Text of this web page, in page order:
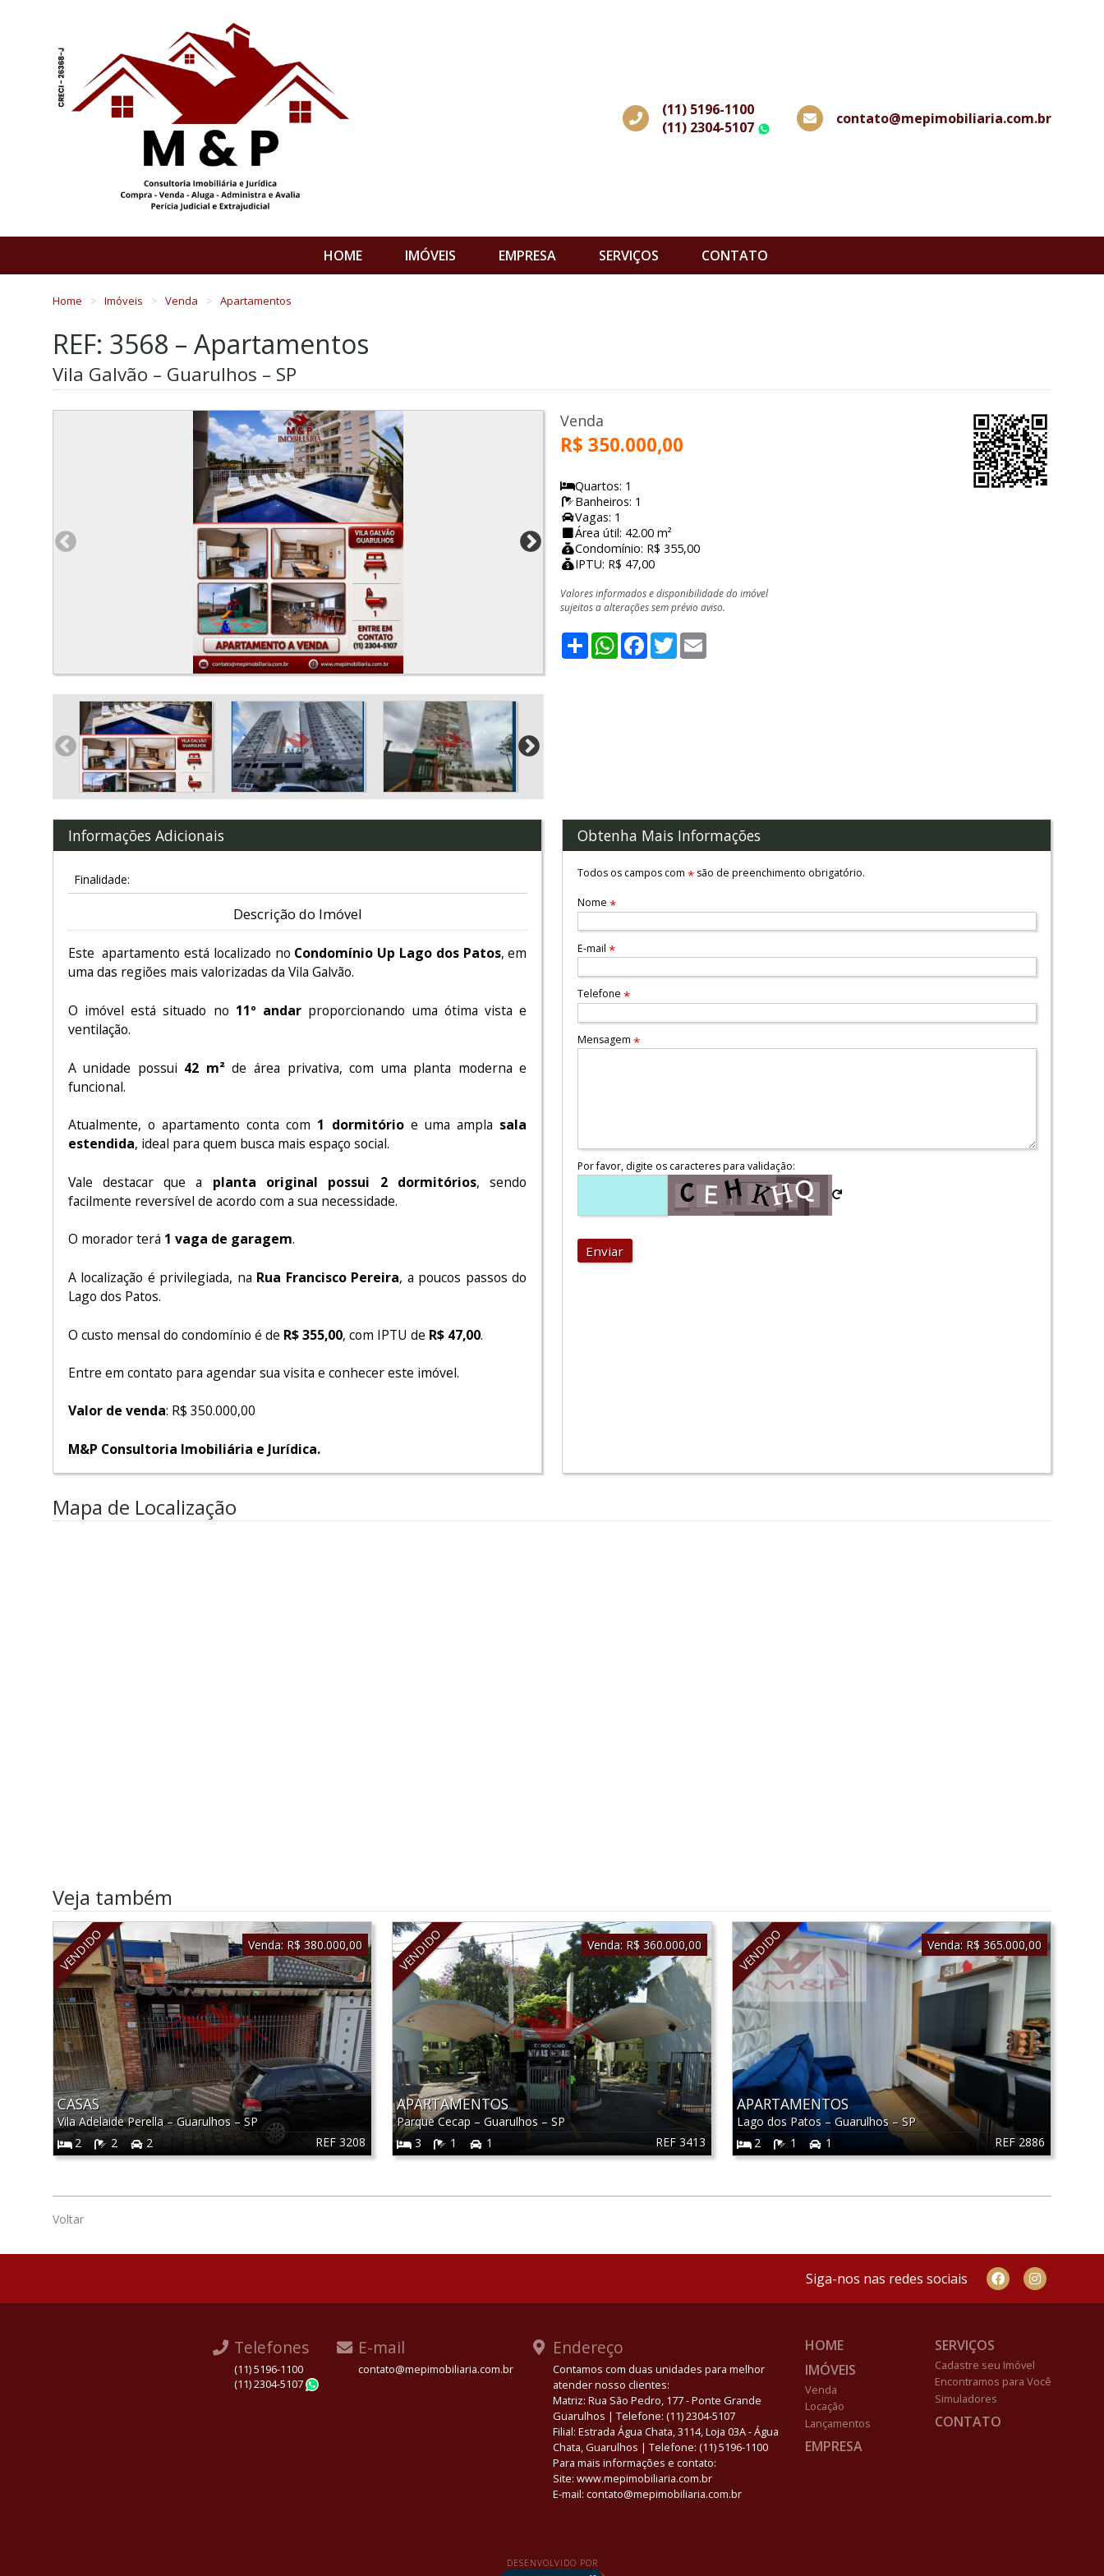
(11) 5196-1100
(11) 2304-5107
WhatsApp
contato@mepimobiliaria.com.br
HOME IMÓVEIS EMPRESA SERVIÇOS CONTATO
Home Imóveis Venda Apartamentos
REF: 3568 – Apartamentos
Vila Galvão – Guarulhos – SP
Venda
R$ 350.000,00
Quartos: 1
Banheiros: 1
Vagas: 1
Área útil: 42.00 m²
Condomínio: R$ 355,00
IPTU: R$ 47,00
Valores informados e disponibilidade do imóvel
sujeitos a alterações sem prévio aviso.
ShareWhatsApp
Facebook
Twitter
Informações Adicionais
Finalidade:
Descrição do Imóvel
Este apartamento está localizado no Condomínio Up Lago dos Patos, em
uma das regiões mais valorizadas da Vila Galvão.
O imóvel está situado no 11º andar proporcionando uma ótima vista e
ventilação.
A unidade possui 42 m²de área privativa, com uma planta moderna e
funcional.
Atualmente, o apartamento conta com 1 dormitórioe uma ampla sala
estendida, ideal para quem busca mais espaço social.
Vale destacar que a planta original possui 2 dormitórios, sendo
facilmente reversível de acordo com a sua necessidade.
O morador terá 1 vaga de garagem.
A localização é privilegiada, na Rua Francisco Pereira, a poucos passos do
Lago dos Patos.
O custo mensal do condomínio é de R$ 355,00, com IPTU de R$ 47,00.
Entre em contato para agendar sua visita e conhecer este imóvel.
Valor de venda: R$ 350.000,00
M&P Consultoria Imobiliária e Jurídica.
Obtenha Mais Informações
Todos os campos com *são de preenchimento obrigatório.
Nome *
E-mail *
Telefone *
Mensagem *
Por favor, digite os caracteres para validação:
Enviar
Mapa de Localização
Veja também
VENDIDO
REF 3208
CASAS
Vila Adelaide Perella–Guarulhos – SP
2
2 2
Venda: R$ 380.000,00 VENDIDO
REF 3413
APARTAMENTOS
Parque Cecap –Guarulhos –SP
3
1 1
Venda: R$ 360.000,00 VENDIDO
REF 2886
APARTAMENTOS
Lago dos Patos –Guarulhos–SP
2
1 1
Venda: R$ 365.000,00
Voltar
Siga-nos nas redes sociais
Telefones
(11) 5196-1100
(11) 2304-5107
E-mail
contato@mepimobiliaria.com.br
Endereço
Contamos com duas unidades para melhor
atender nosso clientes:
Matriz: Rua São Pedro, 177 - Ponte Grande
Guarulhos | Telefone: (11) 2304-5107
Filial: Estrada Água Chata, 3114, Loja 03A - Água
Chata, Guarulhos | Telefone: (11) 5196-1100
Para mais informações e contato:
Site: www.mepimobiliaria.com.br
E-mail: contato@mepimobiliaria.com.br
HOME
IMÓVEIS
Venda
Locação
Lançamentos
EMPRESA
SERVIÇOS
Cadastre seu Imóvel
Encontramos para Você
Simuladores
CONTATO
DESENVOLVIDO POR